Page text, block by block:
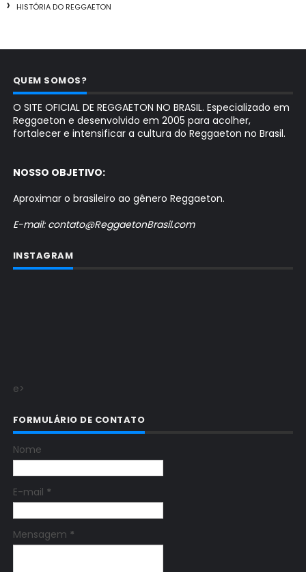
HISTÓRIA DO REGGAETON
QUEM SOMOS?
O SITE OFICIAL DE REGGAETON NO BRASIL. Especializado em
Reggaeton e desenvolvido em 2005 para acolher,
fortalecer e intensificar a cultura do Reggaeton no Brasil.
NOSSO OBJETIVO:
Aproximar o brasileiro ao gênero Reggaeton.
E-mail: contato@ReggaetonBrasil.com
INSTAGRAM
e>
FORMULÁRIO DE CONTATO
Nome
E-mail *
Mensagem *